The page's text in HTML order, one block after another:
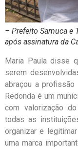
– Prefeito Samuca e
após assinatura da
Maria Paula disse
serem
abraçou a
Redonda é um
com valorização
todas as
organizar e
uma marca